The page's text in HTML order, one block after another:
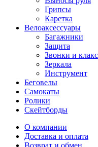
Грипсы
Каретка
Велоаксессуары
Багажники
Защита
Звонки и
Зеркала
Инструмент
Беговелы
Самокаты
Ролики
Скейтборды
О компании
Доставка и оплата
Возврат и обмен